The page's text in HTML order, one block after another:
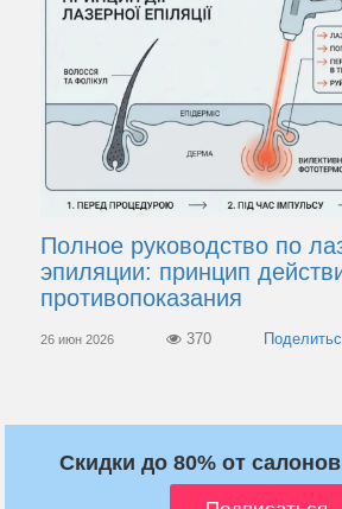
Полное руководство по
эпиляции: принцип
противопоказания
26 июн 2026 370
Скидки до 80% от